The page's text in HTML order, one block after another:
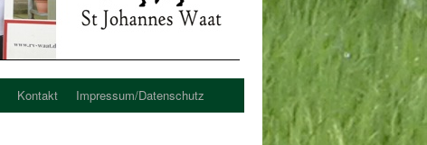
Kontakt Impressum/Datenschutz